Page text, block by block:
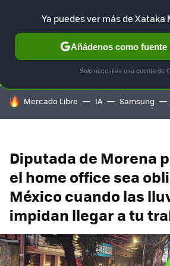
SELECCIÓN GAMING HOME
HOY SE HABLA DE
Mercado Libre IA Samsung
Diputada de Morena
el home office sea
México cuando las
impidan llegar a tu
Ya puedes ver más de Xataka
Añádenos como fuente
Solo necesitas una cuenta de